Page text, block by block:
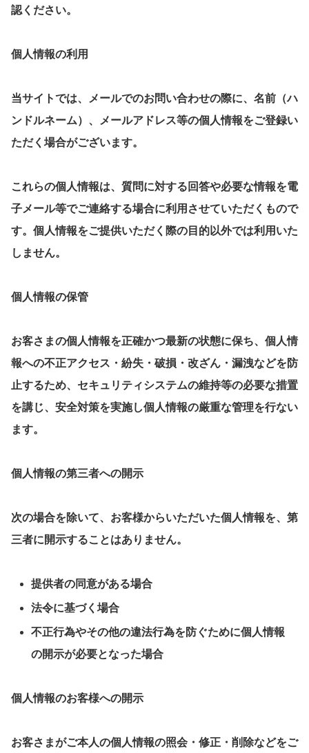
認ください。
個人情報の利用
当サイトでは、メールでのお問い合わせの際に、名前（ハ
ンドルネーム）、メールアドレス等の個人情報をご登録い
ただく場合がございます。
これらの個人情報は、質問に対する回答や必要な情報を電
子メール等でご連絡する場合に利用させていただくもので
す。個人情報をご提供いただく際の目的以外では利用いた
しません。
個人情報の保管
お客さまの個人情報を正確かつ最新の状態に保ち、個人情
報への不正アクセス・紛失・破損・改ざん・漏洩などを防
止するため、セキュリティシステムの維持等の必要な措置
を講じ、安全対策を実施し個人情報の厳重な管理を行ない
ます。
個人情報の第三者への開示
次の場合を除いて、お客様からいただいた個人情報を、第
三者に開示することはありません。
提供者の同意がある場合
法令に基づく場合
不正行為やその他の違法行為を防ぐために個人情報
の開示が必要となった場合
個人情報のお客様への開示
お客さまがご本人の個人情報の照会・修正・削除などをご